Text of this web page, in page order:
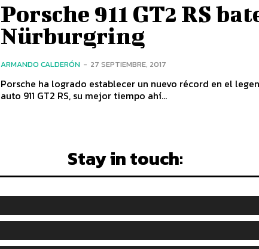
Porsche 911 GT2 RS
Nürburgring
ARMANDO CALDERÓN - 27 SEPTIEMBRE, 2017
Porsche ha logrado establecer un nuevo récord en el
auto 911 GT2 RS, su mejor tiempo ahí...
Stay in touch: